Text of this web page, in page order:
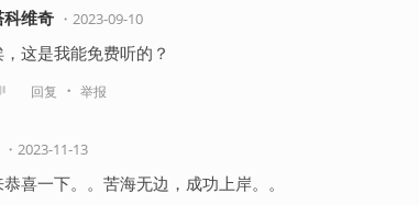
科维奇 ・ 2023-09-10
这是我能免费听的？
回复 ・ 举报
・ 2023-11-13
喜一下。。苦海无边，成功上岸。。